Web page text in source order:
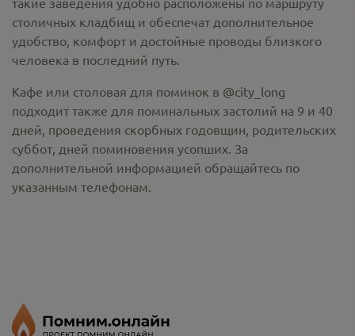
столичных кладбищ и обеспечат дополнительное
удобство, комфорт и достойные проводы близкого
человека в последний путь.
Кафе или столовая для поминок в @city_long
подходит также для поминальных застолий на 9 и 40
дней, проведения скорбных годовщин, родительских
суббот, дней поминовения усопших. За
дополнительной информацией обращайтесь по
указанным телефонам.